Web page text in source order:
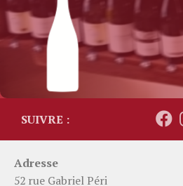
SUIVRE :
Adresse
52 rue Gabriel Péri